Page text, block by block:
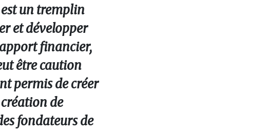
un tremplin
et développer
financier,
être caution
permis de créer
de
fondateurs de